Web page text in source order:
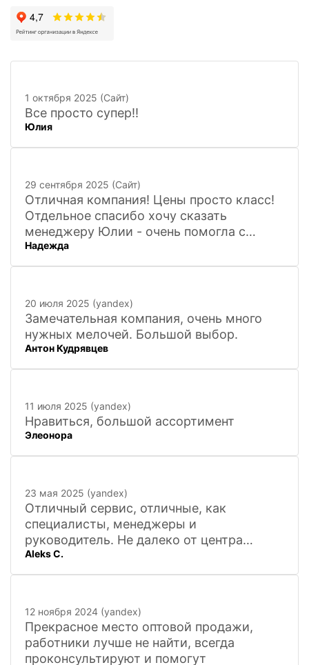
1 октября 2025 (Сайт)
Все просто супер!!
Юлия
29 сентября 2025 (Сайт)
Отличная компания! Цены просто класс!
Отдельное спасибо хочу сказать
менеджеру Юлии - очень помогла с
покупкой и доставкой сувенирных
фигурок! Буду ждать новинок и покупать
Надежда
20 июля 2025 (yandex)
Замечательная компания, очень много
нужных мелочей. Большой выбор.
Антон Кудрявцев
11 июля 2025 (yandex)
Нравиться, большой ассортимент
Элеонора
23 мая 2025 (yandex)
Отличный сервис, отличные, как
специалисты, менеджеры и
руководитель. Не далеко от центра
города, 20 минут
Aleks C.
12 ноября 2024 (yandex)
Прекрасное место оптовой продажи,
работники лучше не найти, всегда
проконсультируют и помогут